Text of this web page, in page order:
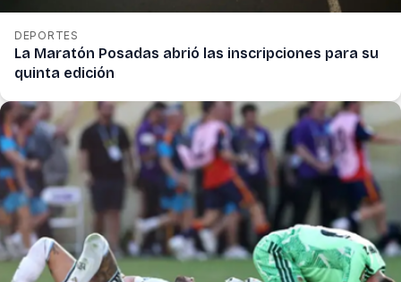
DEPORTES
La Maratón Posadas abrió las inscripciones para su
quinta edición